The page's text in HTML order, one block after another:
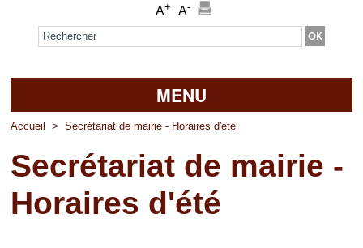
A+ A-
Formulaire de recherche
MENU
Accueil
La mairie
Découvrir Pierrefitte
Accueil > Secrétariat de mairie - Horaires d'été
Secrétariat de mairie -
Horaires d'été